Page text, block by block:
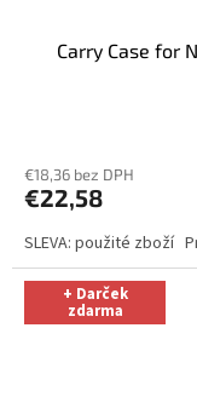
Carry Case for
€18,36 bez DPH
€22,58
SLEVA: použité zboží
+ Darček
zdarma